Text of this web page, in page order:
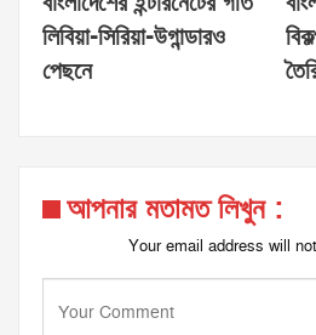
লিবিয়া-সিরিয়া-উগান্ডারও
পেছনে
আপনার মতামত লিখুন :
Your email address will